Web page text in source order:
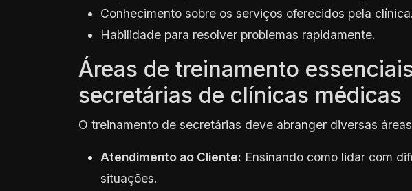
Conhecimento sobre os serviços oferecidos pela clínica.
Habilidade para resolver problemas rapidamente.
Áreas de treinamento
secretárias de clínicas médicas
O treinamento de secretárias deve abranger diversas
Atendimento ao Cliente: Ensinando como lidar com
situações.